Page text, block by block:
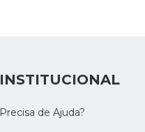
INSTITUCIONAL
Precisa de Ajuda?